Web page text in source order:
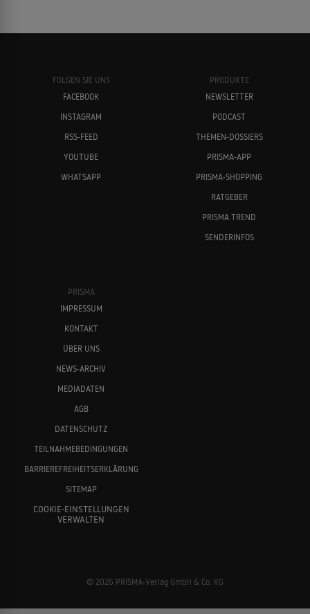
Alec Baldwin Robert Redford
FOLGEN SIE UNS
FACEBOOK
INSTAGRAM
RSS-FEED
YOUTUBE
WHATSAPP
PRODUKTE
NEWSLETTER
PODCAST
THEMEN-DOSSIERS
PRISMA-APP
PRISMA-SHOPPING
RATGEBER
PRISMA TREND
SENDERINFOS
PRISMA
IMPRESSUM
KONTAKT
ÜBER UNS
NEWS-ARCHIV
MEDIADATEN
AGB
DATENSCHUTZ
TEILNAHMEBEDINGUNGEN
BARRIEREFREIHEITSERKLÄRUNG
SITEMAP
COOKIE-EINSTELLUNGEN
VERWALTEN
© 2026 PRISMA-Verlag GmbH & Co. KG